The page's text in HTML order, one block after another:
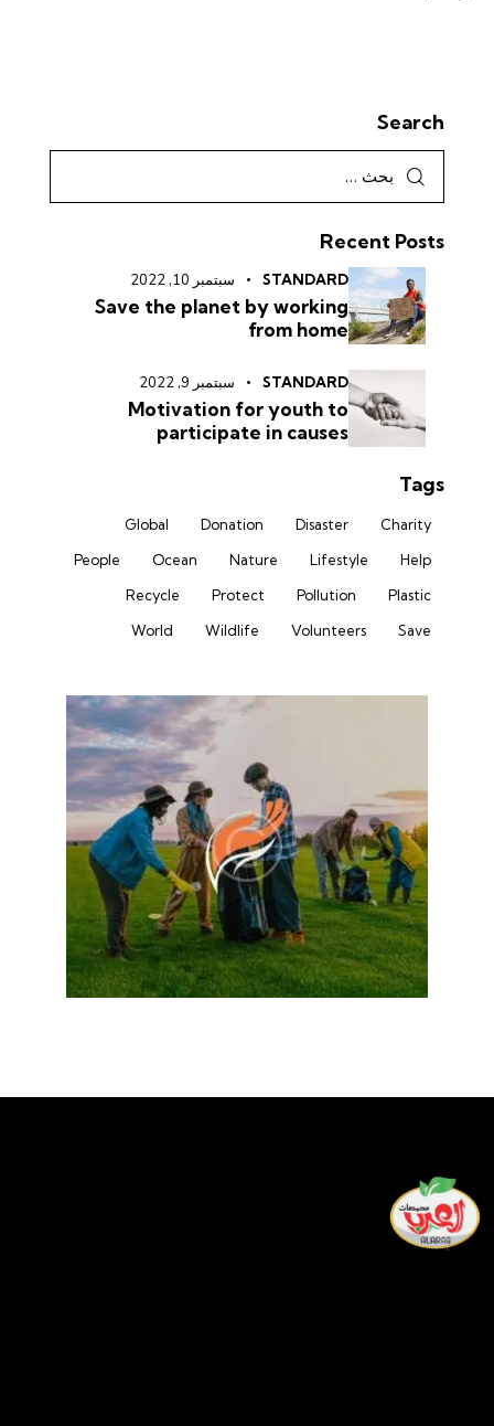
Search
Recent Posts
STANDARD سبتمبر 10, 2022
Save the planet by working
from home
STANDARD سبتمبر 9, 2022
Motivation for youth to
participate in causes
Tags
Charity
Disaster
Donation
Global
Help
Lifestyle
Nature
Ocean
People
Plastic
Pollution
Protect
Recycle
Save
Volunteers
Wildlife
World